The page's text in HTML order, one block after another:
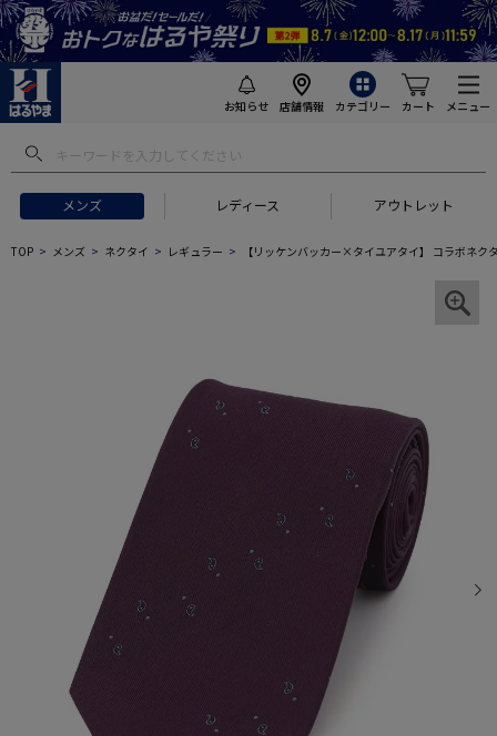
お知らせ 店舗情報 カテゴリー カート メニュー
メンズ レディース アウトレット
TOP メンズ ネクタイ レギュラー 【リッケンバッカー×タイユアタイ】 コラボネク